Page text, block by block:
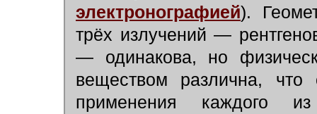
электронографией).
трёх излучений —
— одинакова, но
веществом различна, что
применения каждого